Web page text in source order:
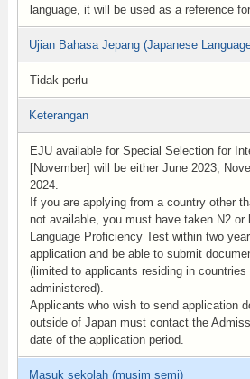
language, it will be used as a reference
Ujian Bahasa Jepang (Japanese
Tidak perlu
Keterangan
EJU available for Special Selection for
[November] will be either June 2023,
2024.
If you are applying from a country other
not available, you must have taken N2 or
Language Proficiency Test within two
application and be able to submit
(limited to applicants residing in
administered).
Applicants who wish to send application
outside of Japan must contact the
date of the application period.
Masuk sekolah (musim semi)